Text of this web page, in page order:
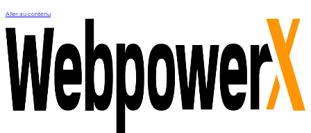
Aller au contenu